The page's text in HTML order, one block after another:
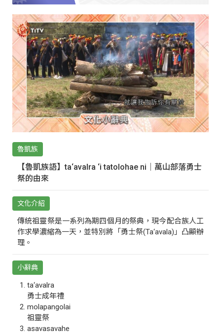
魯凱族
【魯凱族語】ta‘avalra ‘i tatolohae ni｜萬山部落勇士
祭的由來
文化介紹
傳統祖靈祭是一系列為期四個月的祭典，現今配合族人工
作求學濃縮為一天，並特別將「勇士祭(Ta‘avala)」凸顯辦
理。
小辭典
ta‘avalra
勇士成年禮
molapangolai
祖靈祭
asavasavahe